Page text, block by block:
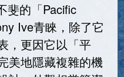
斐的「Pacific
Ive青睞，除了它
，更因它以「平
美地隱藏複雜的機